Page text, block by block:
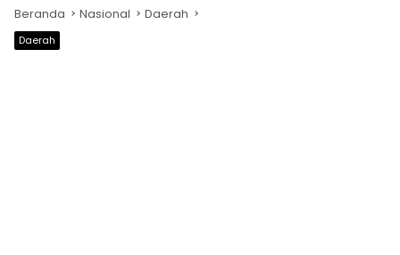
Beranda Nasional Daerah
Daerah